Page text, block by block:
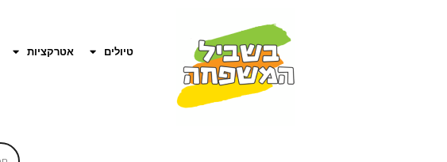
טיולים אטרקציות